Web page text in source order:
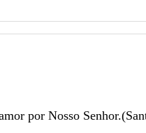
por Nosso